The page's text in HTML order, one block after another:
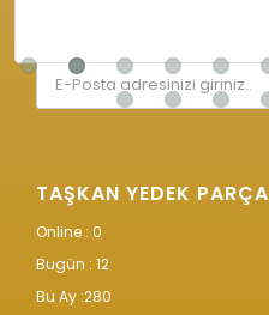
TAŞKAN YEDEK PARÇA
Online : 0
Bugün : 12
Bu Ay :280